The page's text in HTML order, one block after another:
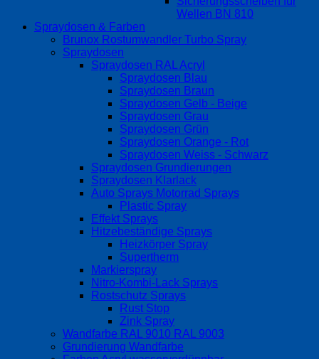
Wellen BN 810
Spraydosen & Farben
Brunox Rostumwandler Turbo Spray
Spraydosen
Spraydosen RAL Acryl
Spraydosen Blau
Spraydosen Braun
Spraydosen Gelb - Beige
Spraydosen Grau
Spraydosen Grün
Spraydosen Orange - Rot
Spraydosen Weiss - Schwarz
Spraydosen Grundierungen
Spraydosen Klarlack
Auto Sprays Motorrad Sprays
Plastic Spray
Effekt Sprays
Hitzebeständige Sprays
Heizkörper Spray
Supertherm
Markierspray
Nitro-Kombi-Lack Sprays
Rostschutz Sprays
Rust Stop
Zink Spray
Wandfarbe RAL 9010 RAL 9003
Grundierung Wandfarbe